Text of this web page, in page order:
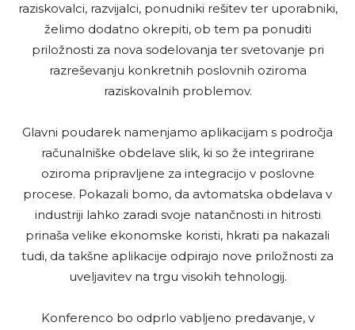
raziskovalci, razvijalci, ponudniki rešitev ter uporabniki,
želimo dodatno okrepiti, ob tem pa ponuditi
priložnosti za nova sodelovanja ter svetovanje pri
razreševanju konkretnih poslovnih oziroma
raziskovalnih problemov.
Glavni poudarek namenjamo aplikacijam s področja
računalniške obdelave slik, ki so že integrirane
oziroma pripravljene za integracijo v poslovne
procese. Pokazali bomo, da avtomatska obdelava v
industriji lahko zaradi svoje natančnosti in hitrosti
prinaša velike ekonomske koristi, hkrati pa nakazali
tudi, da takšne aplikacije odpirajo nove priložnosti za
uveljavitev na trgu visokih tehnologij.
Konferenco bo odprlo vabljeno predavanje, v